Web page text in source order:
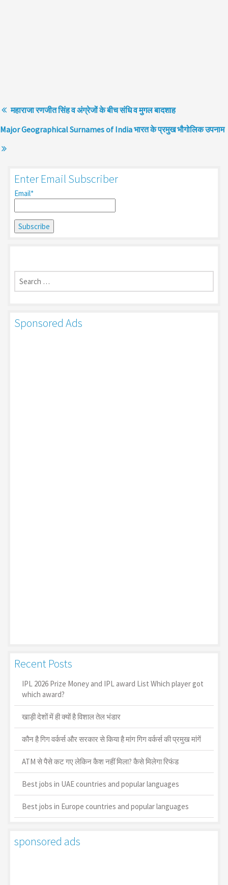
महाराजा रणजीत सिंह व अंग्रेजों के बीच संधि व मुगल बादशाह
Major Geographical Surnames of India भारत के प्रमुख भौगोलिक उपनाम
Enter Email Subscriber
Email*
Search
for:
Sponsored Ads
Recent Posts
IPL 2026 Prize Money and IPL award List Which player got
which award?
खाड़ी देशों में ही क्यों है व‍िशाल तेल भंडार
कौन है गिग वर्कर्स और सरकार से किया है मांग गिग वर्कर्स की प्रमुख मांगें
ATM से पैसे कट गए लेकिन कैश नहीं मिला? कैसे मिलेगा रिफंड
Best jobs in UAE countries and popular languages
Best jobs in Europe countries and popular languages
sponsored ads